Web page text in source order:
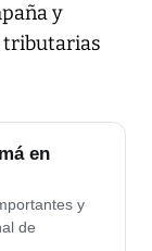
y
tributarias
en
y
de